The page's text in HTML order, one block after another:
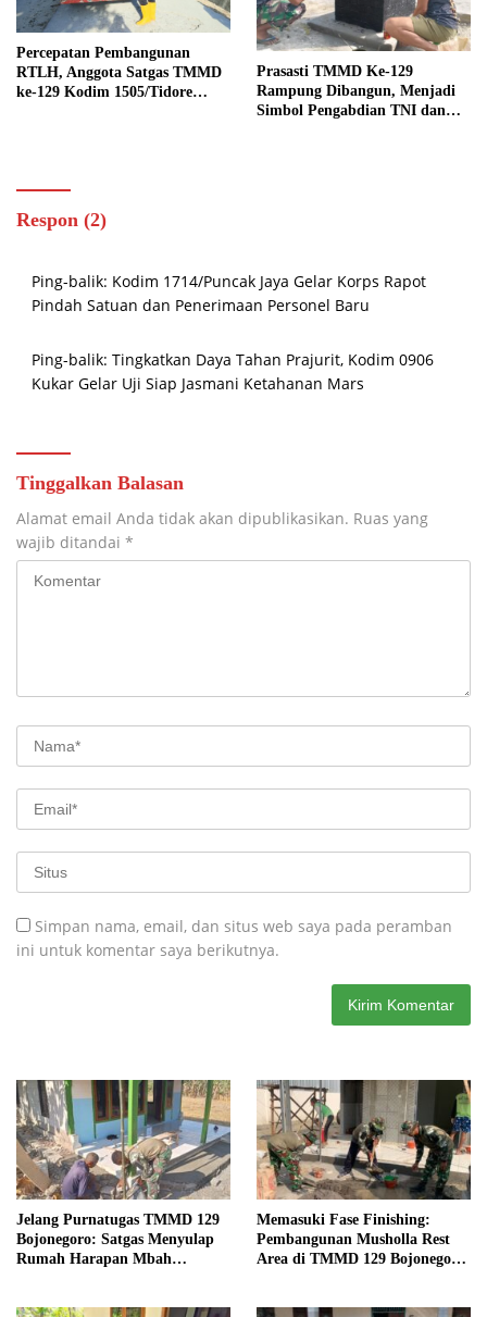
Percepatan Pembangunan
RTLH, Anggota Satgas TMMD
ke-129 Kodim 1505/Tidore
Prasasti TMMD Ke-129
Rampung Dibangun, Menjadi
Simbol Pengabdian TNI dan
Respon (2)
Ping-balik: Kodim 1714/Puncak Jaya Gelar Korps Rapot
Pindah Satuan dan Penerimaan Personel Baru
Ping-balik: Tingkatkan Daya Tahan Prajurit, Kodim 0906
Kukar Gelar Uji Siap Jasmani Ketahanan Mars
Tinggalkan Balasan
Alamat email Anda tidak akan dipublikasikan. Ruas yang
wajib ditandai *
Simpan nama, email, dan situs web saya pada peramban
ini untuk komentar saya berikutnya.
Jelang Purnatugas TMMD 129
Bojonegoro: Satgas Menyulap
Rumah Harapan Mbah
Memasuki Fase Finishing:
Pembangunan Musholla Rest
Area di TMMD 129 Bojonegoro